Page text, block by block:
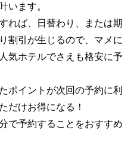
います。
れば、日替わり、または期
割引が生じるので、マメに
気ホテルでさえも格安に予
ポイントが次回の予約に利
だけお得になる！
で予約することをおすすめ